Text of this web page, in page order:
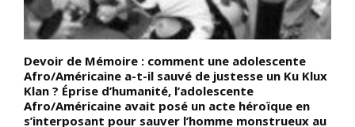
Devoir de Mémoire : comment une adolescente
Afro/Américaine a-t-il sauvé de justesse un Ku Klux
Klan ? Éprise d’humanité, l’adolescente
Afro/Américaine avait posé un acte héroïque en
s’interposant pour sauver l’homme monstrueux au